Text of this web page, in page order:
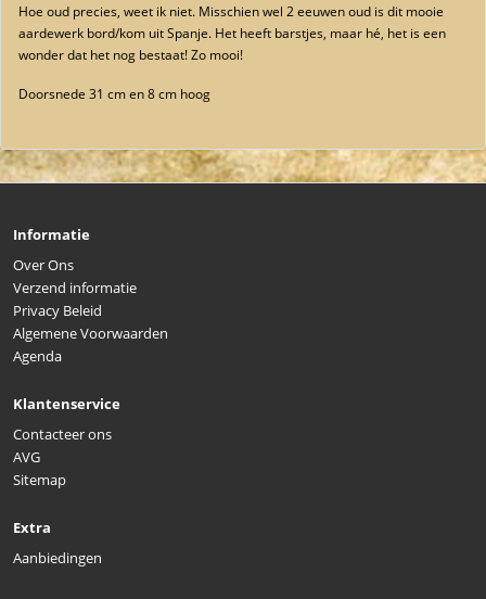
Hoe oud precies, weet ik niet. Misschien wel 2 eeuwen oud is dit mooie
aardewerk bord/kom uit Spanje. Het heeft barstjes, maar hé, het is een
wonder dat het nog bestaat! Zo mooi!
Doorsnede 31 cm en 8 cm hoog
Informatie
Over Ons
Verzend informatie
Privacy Beleid
Algemene Voorwaarden
Agenda
Klantenservice
Contacteer ons
AVG
Sitemap
Extra
Aanbiedingen